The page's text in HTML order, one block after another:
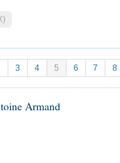
... )
3 4 5 6 7 8
Armand